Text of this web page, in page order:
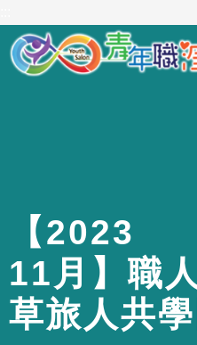
主
要
【 2023
11 月 】職 人
草旅 人共學